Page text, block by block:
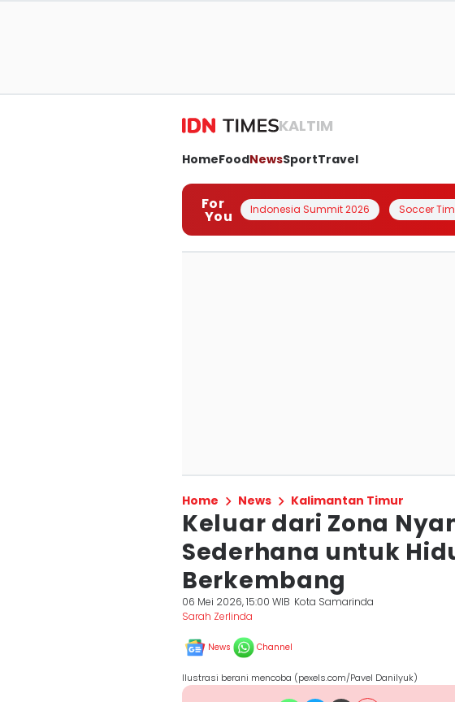
KALTIM
HomeFoodNewsSportTravel
For
You Indonesia Summit 2026 Soccer
Home News Kalimantan Timur
Keluar dari Zona
Sederhana untuk
Berkembang
06 Mei 2026, 15:00 WIB Kota Samarinda
Sarah Zerlinda
News Channel
Ilustrasi berani mencoba (pexels.com/Pavel Danilyuk)